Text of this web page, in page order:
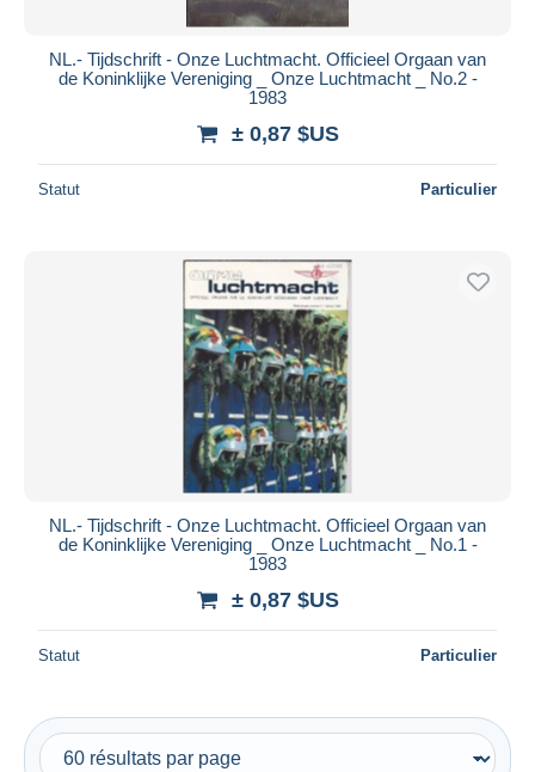
NL.- Tijdschrift - Onze Luchtmacht. Officieel Orgaan van
de Koninklijke Vereniging _ Onze Luchtmacht _ No.2 -
1983
± 0,87 $US
Statut Particulier
NL.- Tijdschrift - Onze Luchtmacht. Officieel Orgaan van
de Koninklijke Vereniging _ Onze Luchtmacht _ No.1 -
1983
± 0,87 $US
Statut Particulier